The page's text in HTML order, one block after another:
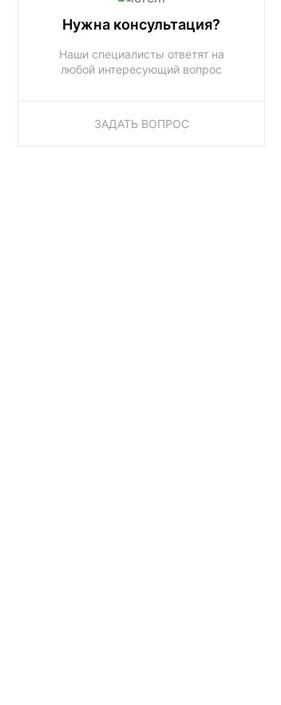
Нужна консультация?
Наши специалисты ответят на
любой интересующий вопрос
ЗАДАТЬ ВОПРОС